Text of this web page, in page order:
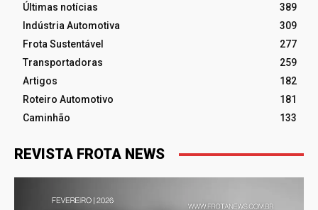
Últimas notícias
389
Indústria Automotiva
309
Frota Sustentável
277
Transportadoras
259
Artigos
182
Roteiro Automotivo
181
Caminhão
133
REVISTA FROTA NEWS